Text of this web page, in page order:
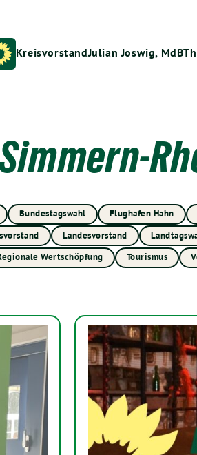
KreisvorstandJulian Joswig, MdB
Bundestagswahl Flughafen Hahn
Landesvorstand
Wertschöpfung Tourismus